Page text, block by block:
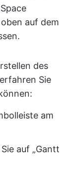
auf dem
des
Sie
am
auf „Gantt